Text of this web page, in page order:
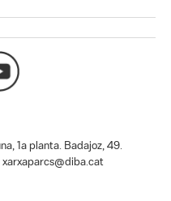
1a planta. Badajoz, 49.